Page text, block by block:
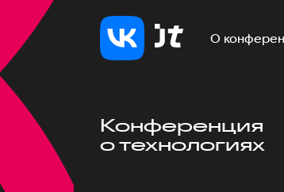
О
Конференция
о технологиях